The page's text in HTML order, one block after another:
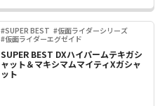
#SUPER BEST #仮面ライダーシリーズ
#仮面ライダーエグゼイド
SUPER BEST DXハイパームテキガシ
ャット＆マキシマムマイティXガシャ
ット